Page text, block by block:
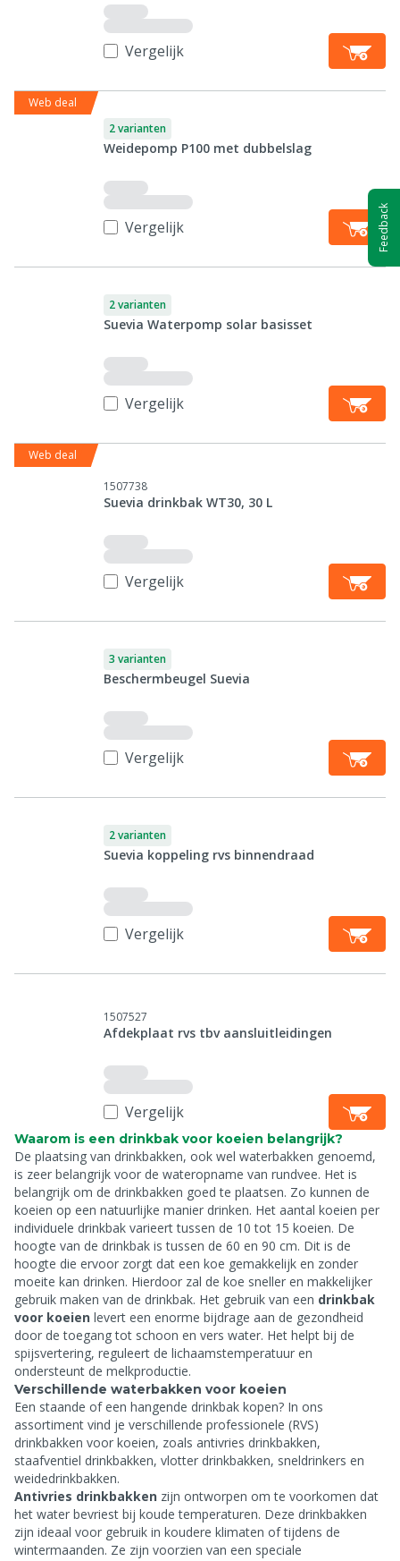
Vergelijk
Web deal
2 varianten
Weidepomp P100 met dubbelslag
Vergelijk
2 varianten
Suevia Waterpomp solar basisset
Vergelijk
Web deal
1507738
Suevia drinkbak WT30, 30 L
Vergelijk
3 varianten
Beschermbeugel Suevia
Vergelijk
2 varianten
Suevia koppeling rvs binnendraad
Vergelijk
1507527
Afdekplaat rvs tbv aansluitleidingen
Vergelijk
Waarom is een drinkbak voor koeien belangrijk?
De plaatsing van drinkbakken, ook wel waterbakken genoemd,
is zeer belangrijk voor de wateropname van rundvee. Het is
belangrijk om de drinkbakken goed te plaatsen. Zo kunnen de
koeien op een natuurlijke manier drinken. Het aantal koeien per
individuele drinkbak varieert tussen de 10 tot 15 koeien. De
hoogte van de drinkbak is tussen de 60 en 90 cm. Dit is de
hoogte die ervoor zorgt dat een koe gemakkelijk en zonder
moeite kan drinken. Hierdoor zal de koe sneller en makkelijker
gebruik maken van de drinkbak. Het gebruik van een drinkbak
voor koeien levert een enorme bijdrage aan de gezondheid
door de toegang tot schoon en vers water. Het helpt bij de
spijsvertering, reguleert de lichaamstemperatuur en
ondersteunt de melkproductie.
Verschillende waterbakken voor koeien
Een staande of een hangende drinkbak kopen? In ons
assortiment vind je verschillende professionele (RVS)
drinkbakken voor koeien, zoals antivries drinkbakken,
staafventiel drinkbakken, vlotter drinkbakken, sneldrinkers en
weidedrinkbakken.
Antivries drinkbakken zijn ontworpen om te voorkomen dat
het water bevriest bij koude temperaturen. Deze drinkbakken
zijn ideaal voor gebruik in koudere klimaten of tijdens de
wintermaanden. Ze zijn voorzien van een speciale
Feedback